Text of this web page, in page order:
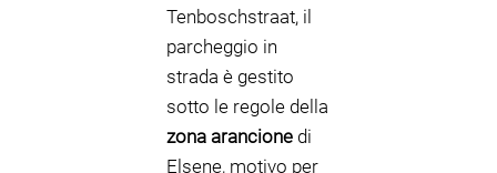
Tenboschstraat, il
parcheggio in
strada è gestito
sotto le regole della
zona arancione di
Elsene, motivo per